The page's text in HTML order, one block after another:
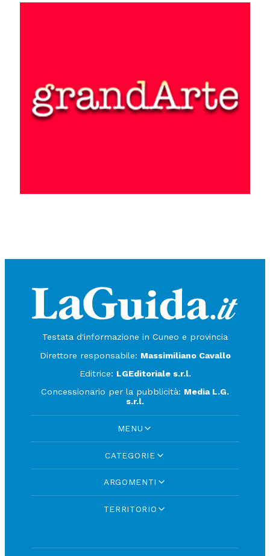
Testata d'informazione in Cuneo e provincia
Direttore responsabile: Massimiliano Cavallo
Editrice: LGEditoriale s.r.l.
Concessionario per la pubblicità: Media L.G.
s.r.l.
MENU
CATEGORIE
ARGOMENTI
TERRITORIO